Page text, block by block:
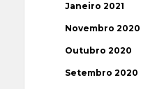
Janeiro 2021
Novembro 2020
Outubro 2020
Setembro 2020